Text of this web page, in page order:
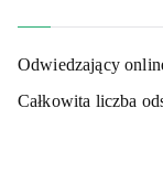
Odwiedzający
Całkowita liczba